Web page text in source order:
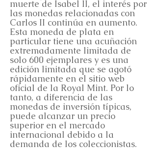
muerte de Isabel II, el interés por
las monedas relacionadas con
Carlos II continúa en aumento.
Esta moneda de plata en
particular tiene una acuñación
extremadamente limitada de
solo 600 ejemplares y es una
edición limitada que se agotó
rápidamente en el sitio web
oficial de la Royal Mint. Por lo
tanto, a diferencia de las
monedas de inversión típicas,
puede alcanzar un precio
superior en el mercado
internacional debido a la
demanda de los coleccionistas.